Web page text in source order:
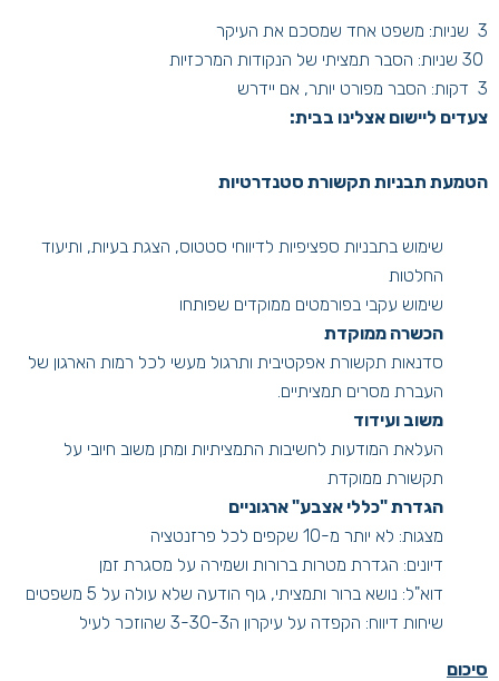
3 שניות: משפט אחד שמסכם את העיקר
3 דקות: הסבר מפורט יותר, אם יידרש
צעדים ליישום אצלינו בבית:
הטמעת תבניות תקשורת סטנדרטיות
שימוש בתבניות ספציפיות לדיווחי סטטוס, הצגת בעיות, ותיעוד
החלטות
שימוש עקבי בפורמטים ממוקדים שפותחו
הכשרה ממוקדת
סדנאות תקשורת אפקטיבית ותרגול מעשי לכל רמות הארגון של
העברת מסרים תמציתיים.
משוב ועידוד
העלאת המודעות לחשיבות התמציתיות ומתן משוב חיובי על
תקשורת ממוקדת
הגדרת "כללי אצבע" ארגוניים
מצגות: לא יותר מ-10 שקפים לכל פרזנטציה
דיונים: הגדרת מטרות ברורות ושמירה על מסגרת זמן
דוא"ל: נושא ברור ותמציתי, גוף הודעה שלא עולה על 5 משפטים
שיחות דיווח: הקפדה על עיקרון ה3-30-3 שהוזכר לעיל
סיכום